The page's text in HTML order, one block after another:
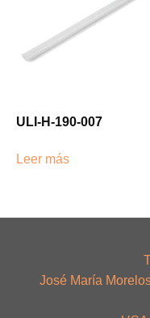
ULI-H-190-007
Leer más
José María